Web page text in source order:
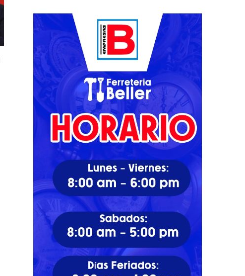
Zelenskyy: Ucrania está lista
para hablar sobre acuerdo
22/03/2022
La guerra en Ucrania
06/04/2022